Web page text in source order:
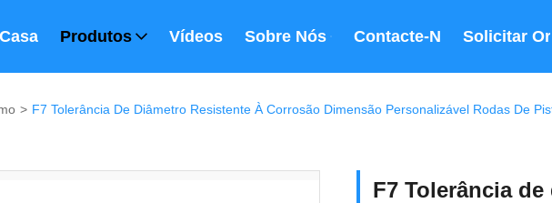
Produtos Vídeos Sobre Nós Contacte-Nos Solicitar
> F7 Tolerância De Diâmetro Resistente À Corrosão Dimensão Personalizável Rodas De
F7 Tolerância